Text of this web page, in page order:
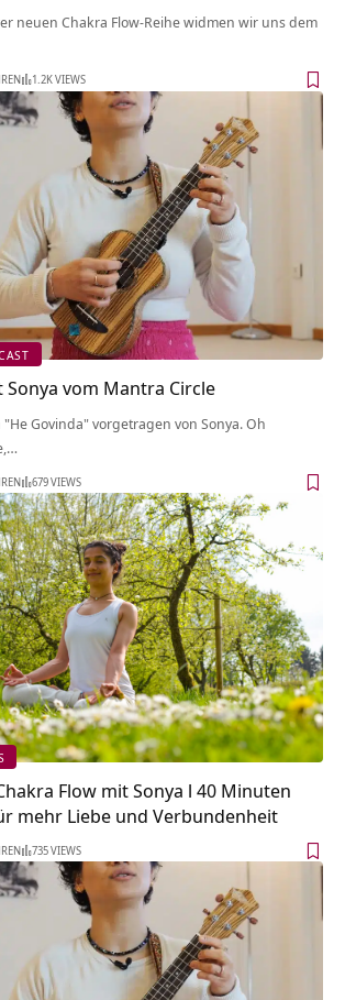
neuen Chakra Flow-Reihe widmen wir uns dem
1.2K VIEWS
Sonya vom Mantra Circle
Govinda" vorgetragen von Sonya. Oh
679 VIEWS
Flow mit Sonya l 40 Minuten
mehr Liebe und Verbundenheit
735 VIEWS